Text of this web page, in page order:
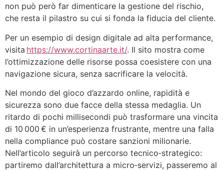
non può però far dimenticare la gestione del rischio,
che resta il pilastro su cui si fonda la fiducia del cliente.
Per un esempio di design digitale ad alta performance,
visita https://www.cortinaarte.it/. Il sito mostra come
l’ottimizzazione delle risorse possa coesistere con una
navigazione sicura, senza sacrificare la velocità.
Nel mondo del gioco d’azzardo online, rapidità e
sicurezza sono due facce della stessa medaglia. Un
ritardo di pochi millisecondi può trasformare una vincita
di 10 000 € in un’esperienza frustrante, mentre una falla
nella compliance può costare sanzioni milionarie.
Nell’articolo seguirà un percorso tecnico‑strategico:
partiremo dall’architettura a micro‑servizi, passeremo al